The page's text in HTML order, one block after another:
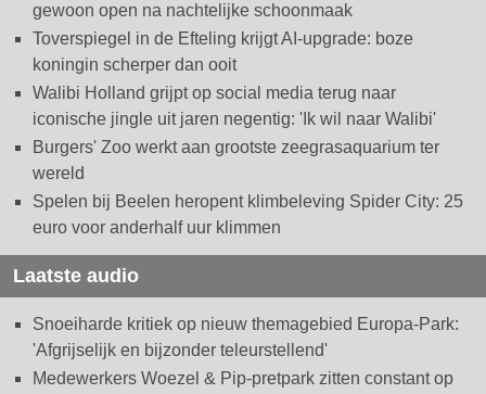
gewoon open na nachtelijke schoonmaak
Toverspiegel in de Efteling krijgt AI-upgrade: boze
koningin scherper dan ooit
Walibi Holland grijpt op social media terug naar
iconische jingle uit jaren negentig: 'Ik wil naar Walibi'
Burgers' Zoo werkt aan grootste zeegrasaquarium ter
wereld
Spelen bij Beelen heropent klimbeleving Spider City: 25
euro voor anderhalf uur klimmen
Laatste audio
Snoeiharde kritiek op nieuw themagebied Europa-Park:
'Afgrijselijk en bijzonder teleurstellend'
Medewerkers Woezel & Pip-pretpark zitten constant op